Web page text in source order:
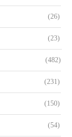
(26)
(23)
(482)
(231)
(150)
(54)